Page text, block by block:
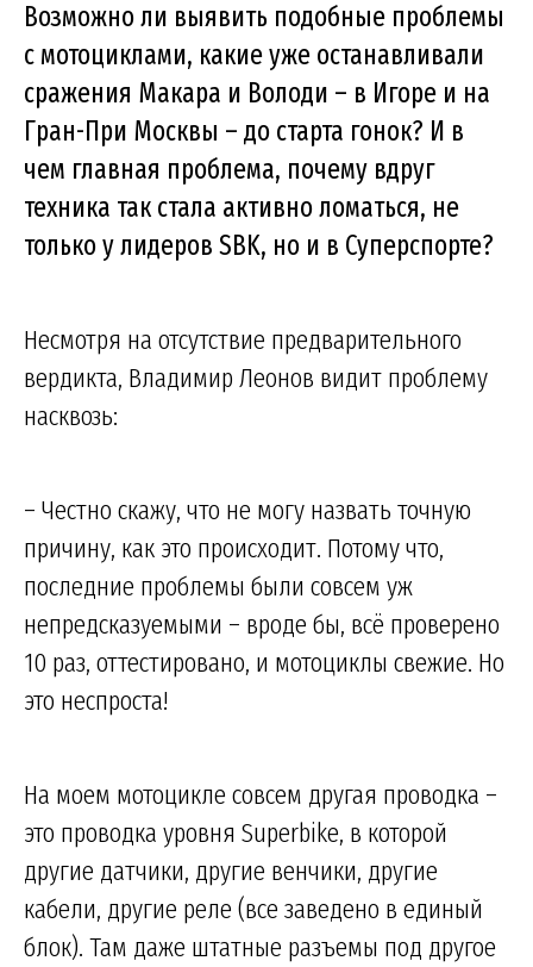
Возможно ли выявить подобные проблемы
с мотоциклами, какие уже останавливали
сражения Макара и Володи – в Игоре и на
Гран-При Москвы – до старта гонок? И в
чем главная проблема, почему вдруг
техника так стала активно ломаться, не
только у лидеров SBK, но и в Суперспорте?
Несмотря на отсутствие предварительного
вердикта, Владимир Леонов видит проблему
насквозь:
– Честно скажу, что не могу назвать точную
причину, как это происходит. Потому что,
последние проблемы были совсем уж
непредсказуемыми – вроде бы, всё проверено
10 раз, оттестировано, и мотоциклы свежие. Но
это неспроста!
На моем мотоцикле совсем другая проводка –
это проводка уровня Superbike, в которой
другие датчики, другие венчики, другие
кабели, другие реле (все заведено в единый
блок). Там даже штатные разъемы под другое